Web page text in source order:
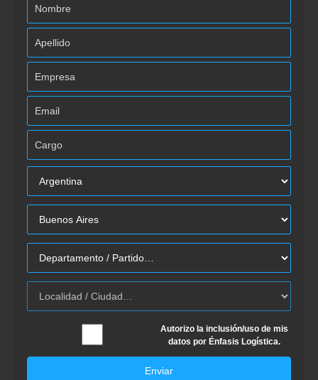
Autorizo la inclusión/uso de mis
datos por Énfasis Logística.
Enviar